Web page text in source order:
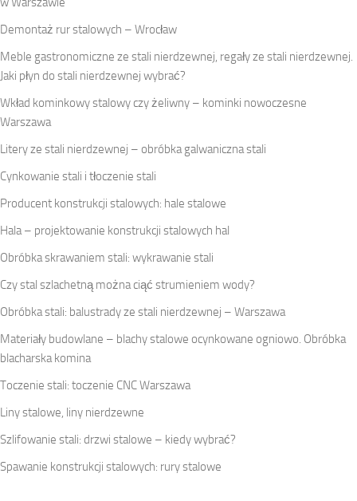
Demontaż rur stalowych – Wrocław
Meble gastronomiczne ze stali nierdzewnej, regały ze stali nierdzewnej.
Jaki płyn do stali nierdzewnej wybrać?
Wkład kominkowy stalowy czy żeliwny – kominki nowoczesne
Warszawa
Litery ze stali nierdzewnej – obróbka galwaniczna stali
Cynkowanie stali i tłoczenie stali
Producent konstrukcji stalowych: hale stalowe
Hala – projektowanie konstrukcji stalowych hal
Obróbka skrawaniem stali: wykrawanie stali
Czy stal szlachetną można ciąć strumieniem wody?
Obróbka stali: balustrady ze stali nierdzewnej – Warszawa
Materiały budowlane – blachy stalowe ocynkowane ogniowo. Obróbka
blacharska komina
Toczenie stali: toczenie CNC Warszawa
Liny stalowe, liny nierdzewne
Szlifowanie stali: drzwi stalowe – kiedy wybrać?
Spawanie konstrukcji stalowych: rury stalowe